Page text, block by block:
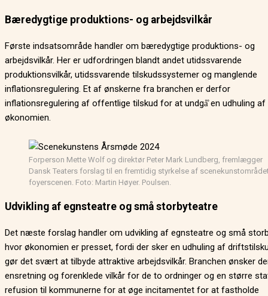
Bæredygtige produktions- og arbejdsvilkår
Første indsatsområde handler om bæredygtige produktions- og
arbejdsvilkår. Her er udfordringen blandt andet utidssvarende
produktionsvilkår, utidssvarende tilskudssystemer og manglende
inflationsregulering. Et af ønskerne fra branchen er derfor
inflationsregulering af offentlige tilskud for at undgå̊ en udhuling af
økonomien.
Forperson Mette Wolf og direktør Peter Mark Lundberg, fremlægger
Dansk Teaters forslag til en fremtidig styrkelse af
foyerscenen. Foto: Martin Høyer. Poulsen.
Udvikling af egnsteatre og små storbyteatre
Det næste forslag handler om udvikling af egnsteatre og små
hvor økonomien er presset, fordi der sker en udhuling af
gør det svært at tilbyde attraktive arbejdsvilkår. Branchen ønsker
ensretning og forenklede vilkår for de to ordninger og en større
refusion til kommunerne for at øge incitamentet for at fastholde